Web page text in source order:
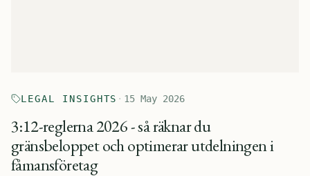
LEGAL INSIGHTS · 15 May 2026
3:12-reglerna 2026 - så räknar du
gränsbeloppet och optimerar utdelningen i
fåmansföretag